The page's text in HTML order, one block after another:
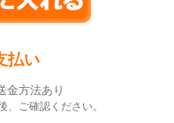
払い
金方法あり
ご確認ください。